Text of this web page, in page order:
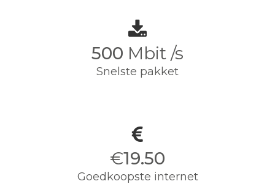
500 Mbit /s
Snelste pakket
€19.50
Goedkoopste internet